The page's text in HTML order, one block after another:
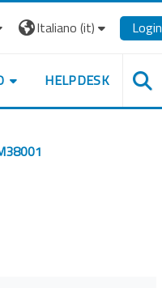
Italiano ‎(it)‎ Login
HELPDESK